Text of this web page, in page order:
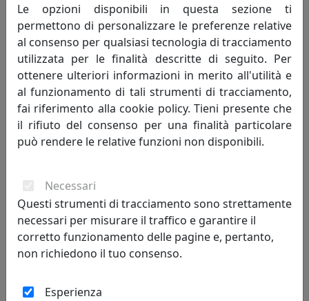
OROLOGIO DA PARETE FREEBIRD 2488B BIANCO
Progetti
Le opzioni disponibili in questa sezione ti
permettono di personalizzare le preferenze relative
al consenso per qualsiasi tecnologia di tracciamento
utilizzata per le finalità descritte di seguito. Per
ottenere ulteriori informazioni in merito all'utilità e
al funzionamento di tali strumenti di tracciamento,
fai riferimento alla cookie policy. Tieni presente che
il rifiuto del consenso per una finalità particolare
può rendere le relative funzioni non disponibili.
Necessari
Questi strumenti di tracciamento sono strettamente
necessari per misurare il traffico e garantire il
corretto funzionamento delle pagine e, pertanto,
non richiedono il tuo consenso.
Esperienza